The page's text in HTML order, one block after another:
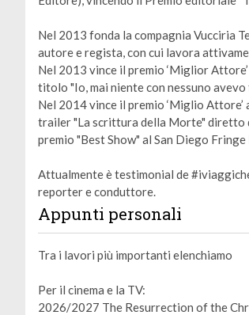
Nel 2013 fonda la compagnia Vucciria
autore e regista, con cui lavora
Nel 2013 vince il premio ‘Miglior
titolo "Io, mai niente con nessuno
Nel 2014 vince il premio ‘Miglio
trailer "La scrittura della Morte" diretto
premio "Best Show" al San Diego
Attualmente è testimonial de
reporter e conduttore.
Appunti personali
Tra i lavori più importanti elenchiamo
Per il cinema e la TV:
2026/2027 The Resurrection of the